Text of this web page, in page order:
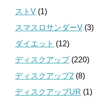
ストV (1)
スマスロサンダーV (3)
ダイエット (12)
ディスクアップ(220)
ディスクアップ2 (8)
ディスクアップUR (1)